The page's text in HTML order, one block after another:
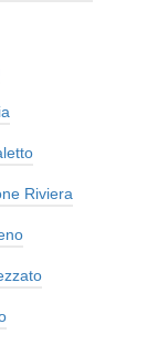
Riviera